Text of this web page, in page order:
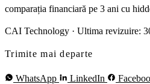
comparația financiară pe 3 ani cu
CAI Technology · Ultima revizuire:
Trimite mai departe
WhatsApp LinkedIn